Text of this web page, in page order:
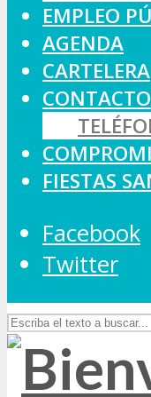
EMPLEO
AGENDA
CARTELERA
CONTACTO
FIESTAS
Facebook
Twitter